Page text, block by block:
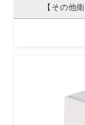
【その他